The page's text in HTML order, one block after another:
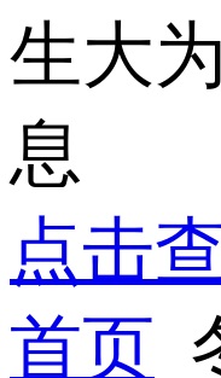
生大
息
点击
首页